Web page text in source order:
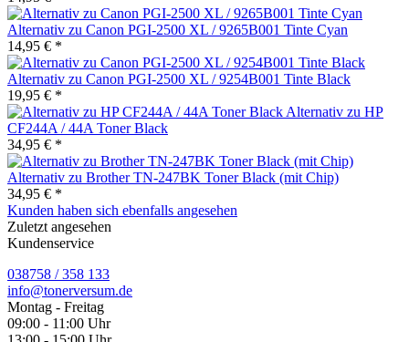
Alternativ zu Canon PGI-2500 XL / 9265B001 Tinte Cyan
14,95 € *
Alternativ zu Canon PGI-2500 XL / 9254B001 Tinte Black
19,95 € *
Alternativ zu HP
CF244A / 44A Toner Black
34,95 € *
Alternativ zu Brother TN-247BK Toner Black (mit Chip)
34,95 € *
Kunden haben sich ebenfalls angesehen
Zuletzt angesehen
Kundenservice
038758 / 358 133
info@tonerversum.de
Montag - Freitag
09:00 - 11:00 Uhr